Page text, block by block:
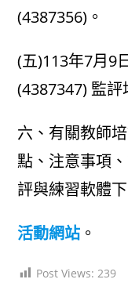
(4387356)。
(五)113年7月9
(4387347) 監評
六、有關教師
點、注意事項
評與練習軟體
活動網站 。
Post Views: 239